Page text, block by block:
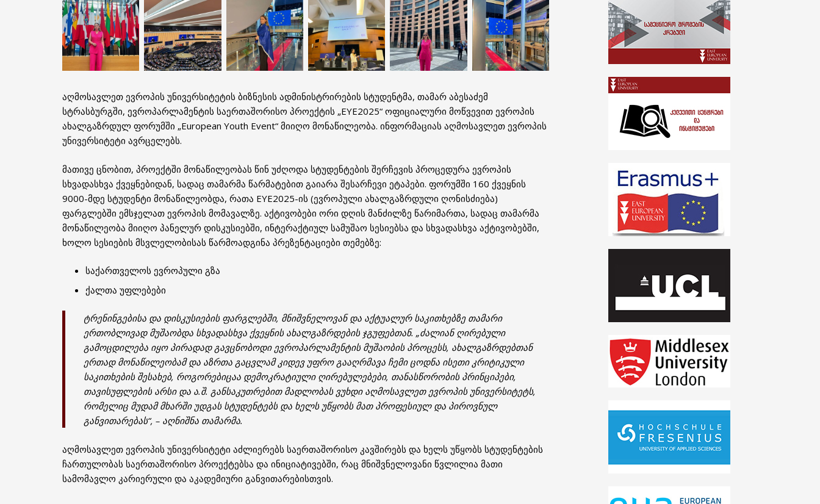
აღმოსავლეთ ევროპის უნივერსიტეტის ბიზნესის ადმინისტრირების სტუდენტმა, თამარ აბესაძემ
სტრასბურგში, ევროპარლამენტის საერთაშორისო პროექტის „EYE2025“ ოფიციალური მოწვევით ევროპის
ახალგაზრდულ ფორუმში „European Youth Event“ მიიღო მონაწილეობა. ინფორმაციას აღმოსავლეთ ევროპის
უნივერსიტეტი ავრცელებს.
მათივე ცნობით, პროექტში მონაწილეობას წინ უძღოდა სტუდენტების შერჩევის პროცედურა ევროპის
სხვადასხვა ქვეყნებიდან, სადაც თამარმა წარმატებით გაიარა შესარჩევი ეტაპები. ფორუმში 160 ქვეყნის
9000-მდე სტუდენტი მონაწილეობდა, რათა EYE2025-ის (ევროპული ახალგაზრდული ღონისძიება)
ფარგლებში ემსჯელათ ევროპის მომავალზე. აქტივობები ორი დღის მანძილზე წარიმართა, სადაც თამარმა
მონაწილეობა მიიღო პანელურ დისკუსიებში, ინტერაქტიულ სამუშაო სესიებსა და სხვადასხვა აქტივობებში,
ხოლო სესიების მსვლელობისას წარმოადგინა პრეზენტაციები თემებზე:
საქართველოს ევროპული გზა
ქალთა უფლებები
ტრენინგებისა და დისკუსიების ფარგლებში, მნიშვნელოვან და აქტუალურ საკითხებზე თამარი
ერთობლივად მუშაობდა სხვადასხვა ქვეყნის ახალგაზრდების ჯგუფებთან. „ძალიან ღირებული
გამოცდილება იყო პირადად გავცნობოდი ევროპარლამენტის მუშაობის პროცესს, ახალგაზრდებთან
ერთად მონაწილეობამ და აზრთა გაცვლამ კიდევ უფრო გააღრმავა ჩემი ცოდნა ისეთი კრიტიკული
საკითხების შესახებ, როგორებიცაა დემოკრატიული ღირებულებები, თანასწორობის პრინციპები,
თავისუფლების არსი და ა.შ. განსაკუთრებით მადლობას ვუხდი აღმოსავლეთ ევროპის უნივერსიტეტს,
რომელიც მუდამ მხარში უდგას სტუდენტებს და ხელს უწყობს მათ პროფესიულ და პიროვნულ
განვითარებას“, – აღნიშნა თამარმა.
აღმოსავლეთ ევროპის უნივერსიტეტი აძლიერებს საერთაშორისო კავშირებს და ხელს უწყობს სტუდენტების
ჩართულობას საერთაშორისო პროექტებსა და ინიციატივებში, რაც მნიშვნელოვანი წვლილია მათი
სამომავლო კარიერული და აკადემიური განვითარებისთვის.